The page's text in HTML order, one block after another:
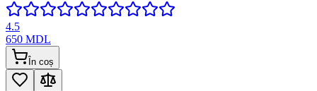
4.5
650 MDL
În coș